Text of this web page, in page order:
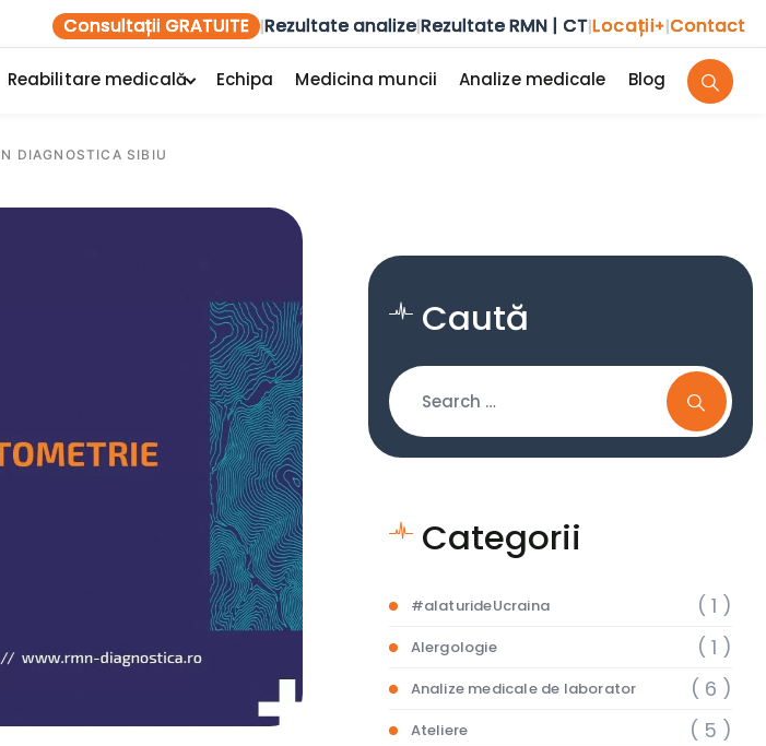
Consultații GRATUITE |Rezultate analize|Rezultate RMN | CT|Locații+|Contact
Reabilitare medicală Echipa Medicina muncii Analize medicale Blog
DIAGNOSTICA SIBIU
Caută
Categorii
#alaturideUcraina ( 1 )
Alergologie ( 1 )
Analize medicale de laborator ( 6 )
Ateliere ( 5 )